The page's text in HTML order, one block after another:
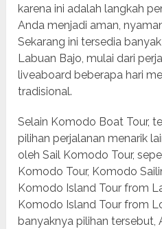
karena ini adalah langkah
Anda menjadi aman,
Sekarang ini tersedia
Labuan Bajo, mulai dari
liveaboard beberapa hari
tradisional.
Selain Komodo Boat Tour,
pilihan perjalanan menarik
oleh Sail Komodo Tour,
Komodo Tour, Komodo
Komodo Island Tour from
Komodo Island Tour from
banyaknya pilihan tersebut,